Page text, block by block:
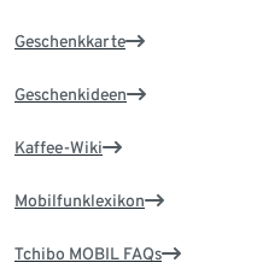
Geschenkkarte
Geschenkideen
Kaffee-Wiki
Mobilfunklexikon
Tchibo MOBIL FAQs